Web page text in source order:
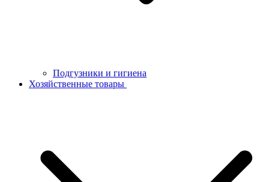
Подгузники и гигиена
Хозяйственные товары